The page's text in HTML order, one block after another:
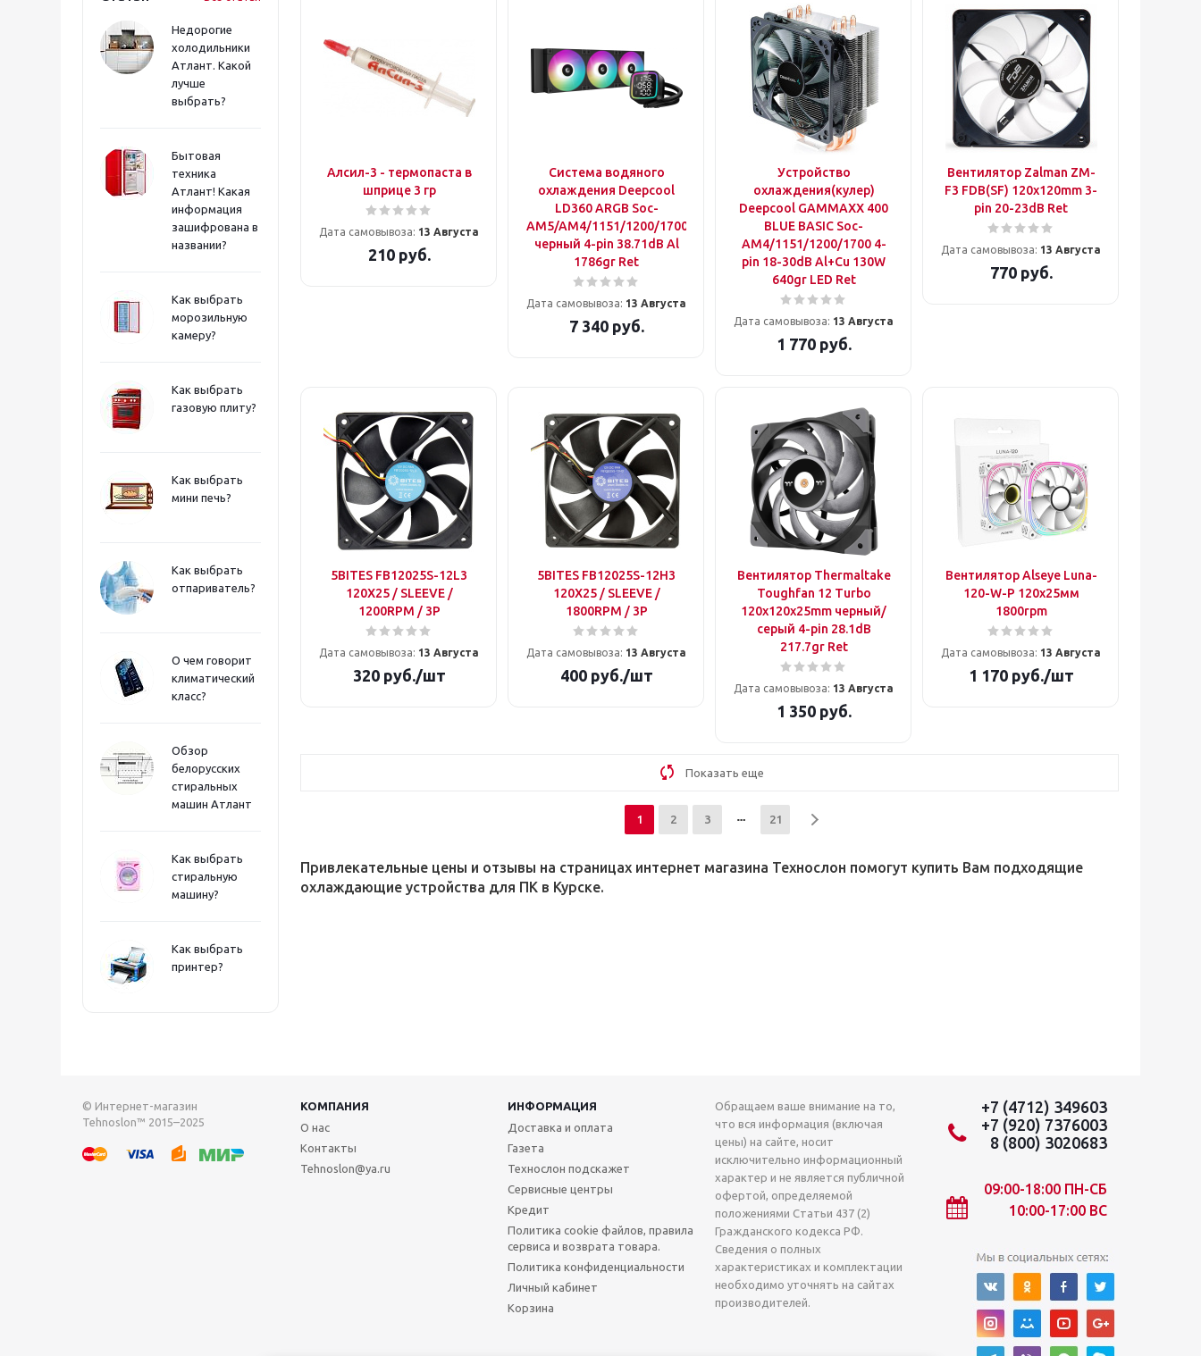
Недорогие
холодильники
Атлант. Какой
лучше
выбрать?
Бытовая
техника
Атлант! Какая
информация
зашифрована в
названии?
Как выбрать
морозильную
камеру?
Как выбрать
газовую плиту?
Как выбрать
мини печь?
Как выбрать
отпариватель?
О чем говорит
климатический
класс?
Обзор
белорусских
стиральных
машин Атлант
Как выбрать
стиральную
машину?
Как выбрать
принтер?
Aлсил-3 - термопаста в
шприце 3 гр
Дата самовывоза: 13 Августа
210руб.
Система водяного
охлаждения Deepcool
LD360 ARGB Soc-
AM5/AM4/1151/1200/1700
черный 4-pin 38.71dB Al
1786gr Ret
Дата самовывоза: 13 Августа
7 340руб.
Устройство
охлаждения(кулер)
Deepcool GAMMAXX 400
BLUE BASIC Soc-
AM4/1151/1200/1700 4-
pin 18-30dB Al+Cu 130W
640gr LED Ret
Дата самовывоза: 13 Августа
1 770руб.
Вентилятор Zalman ZM-
F3 FDB(SF) 120x120mm 3-
pin 20-23dB Ret
Дата самовывоза: 13 Августа
770руб.
5BITES FB12025S-12L3
120X25 / SLEEVE /
1200RPM / 3P
Дата самовывоза: 13 Августа
320руб./шт
5BITES FB12025S-12H3
120X25 / SLEEVE /
1800RPM / 3P
Дата самовывоза: 13 Августа
400руб./шт
Вентилятор Thermaltake
Toughfan 12 Turbo
120x120x25mm черный/
серый 4-pin 28.1dB
217.7gr Ret
Дата самовывоза: 13 Августа
1 350руб.
Вентилятор Alseye Luna-
120-W-P 120x25мм
1800rpm
Дата самовывоза: 13 Августа
1 170руб./шт
Показать еще
1 2 3 21
Привлекательные цены и отзывы на страницах интернет магазина Технослон помогут купить Вам подходящие
охлаждающие устройства для ПК в Курске.
© Интернет-магазин
Tehnoslon™ 2015–2025
КОМПАНИЯ
ИНФОРМАЦИЯ
О нас
Контакты
Tehnoslon@ya.ru
Доставка и оплата
Газета
Технослон подскажет
Сервисные центры
Кредит
Политика cookie файлов, правила
сервиса и возврата товара.
Политика конфиденциальности
Личный кабинет
Корзина
Обращаем ваше внимание на то,
что вся информация (включая
цены) на сайте, носит
исключительно информационный
характер и не является публичной
офертой, определяемой
положениями Статьи 437 (2)
Гражданского кодекса РФ.
Сведения о полных
характеристиках и комплектации
необходимо уточнять на сайтах
производителей.
+7 (4712) 349603
+7 (920) 7376003
8 (800) 3020683
09:00-18:00 ПН-СБ
10:00-17:00 ВС